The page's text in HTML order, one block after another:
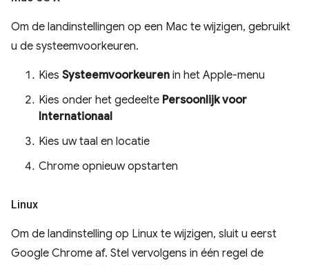
Om de landinstellingen op een Mac te wijzigen, gebruikt
u de systeemvoorkeuren.
Kies Systeemvoorkeuren in het Apple-menu
Kies onder het gedeelte Persoonlijk voor
Internationaal
Kies uw taal en locatie
Chrome opnieuw opstarten
Linux
Om de landinstelling op Linux te wijzigen, sluit u eerst
Google Chrome af. Stel vervolgens in één regel de